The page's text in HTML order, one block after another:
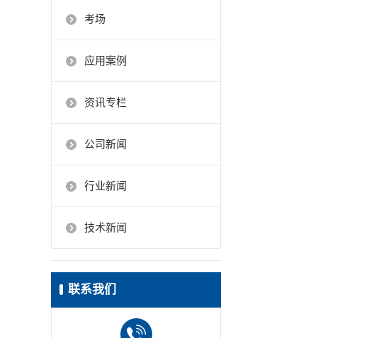
考场
应用案例
资讯专栏
公司新闻
行业新闻
技术新闻
联系我们